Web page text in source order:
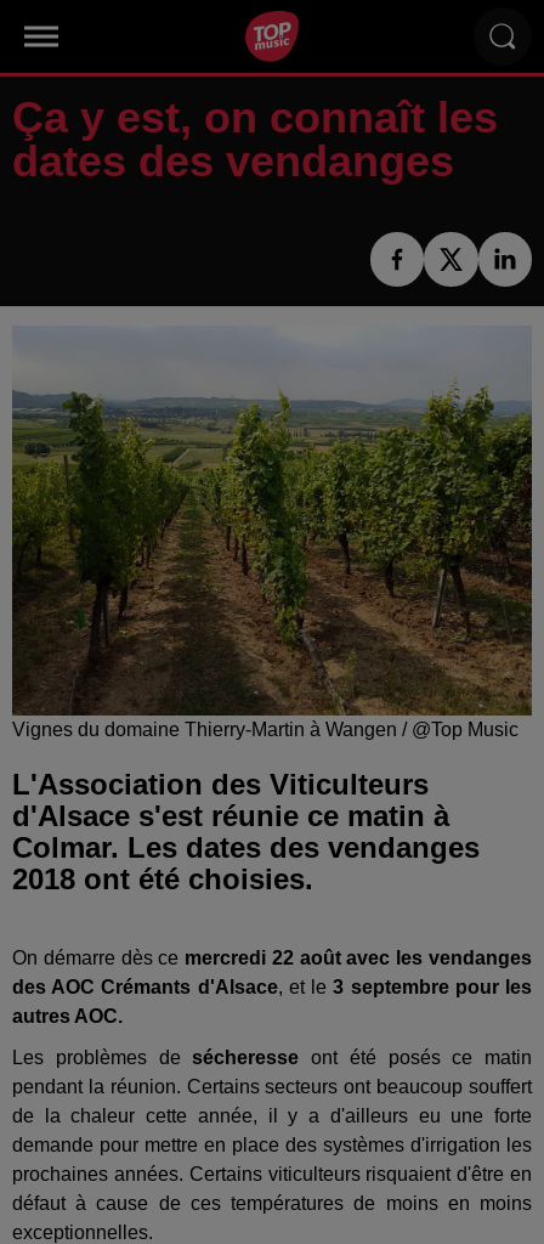
Ça y est, on connaît les
dates des vendanges
Vignes du domaine Thierry-Martin à Wangen / @Top Music
L'Association des Viticulteurs
d'Alsace s'est réunie ce matin à
Colmar. Les dates des vendanges
2018 ont été choisies.
On démarre dès ce mercredi 22 août avec les vendanges
des AOC Crémants d'Alsace, et le3 septembre pour les
autres AOC.
Les problèmes desécheresse ont été posés ce matin
pendant la réunion. Certains secteurs ont beaucoup souffert
de la chaleur cette année, il y a d'ailleurs eu une forte
demande pour mettre en place des systèmes d'irrigation les
prochaines années. Certains viticulteurs risquaient d'être en
défaut à cause de ces températures de moins en moins
exceptionnelles.